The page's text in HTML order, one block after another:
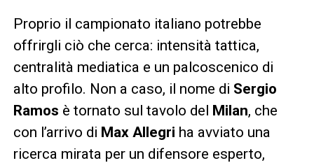
Proprio il campionato italiano potrebbe
offrirgli ciò che cerca: intensità tattica,
centralità mediatica e un palcoscenico di
alto profilo. Non a caso, il nome di Sergio
Ramos è tornato sul tavolo del Milan, che
con l’arrivo di Max Allegri ha avviato una
ricerca mirata per un difensore esperto,